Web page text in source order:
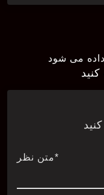
می شود
*متن نظر